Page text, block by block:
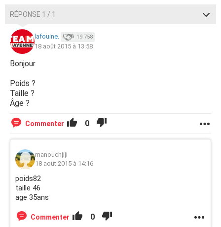
RÉPONSE 1 / 1
lafouine. 19 758
18 août 2015 à 13:58
Bonjour
Poids ?
Taille ?
Âge ?
Commenter 0
manouchjiji
18 août 2015 à 14:16
poids82
taille 46
age 35ans
Commenter 0